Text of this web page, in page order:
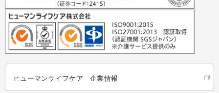
ヒューマンライフケア 企業情報